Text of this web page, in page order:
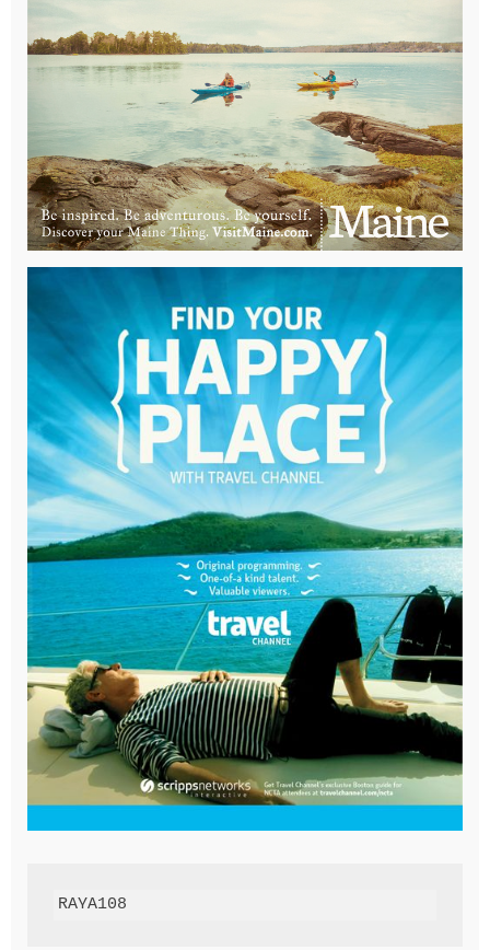
RAYA108